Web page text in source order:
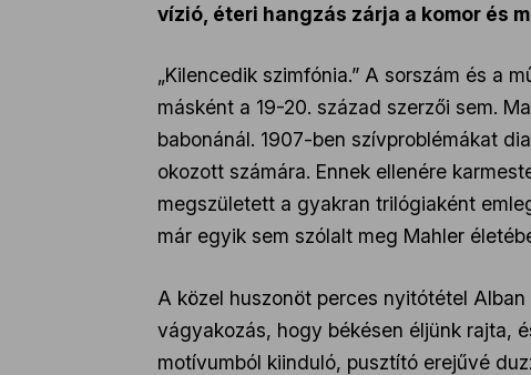
vízió, éteri hangzás zárja a komor és
„Kilencedik szimfónia.” A sorszám és a
másként a 19-20. század szerzői sem.
babonánál. 1907-ben szívproblémákat
okozott számára. Ennek ellenére
megszületett a gyakran trilógiaként
már egyik sem szólalt meg Mahler
A közel huszonöt perces nyitótétel
vágyakozás, hogy békésen éljünk rajta,
motívumból kiinduló, pusztító erejűvé